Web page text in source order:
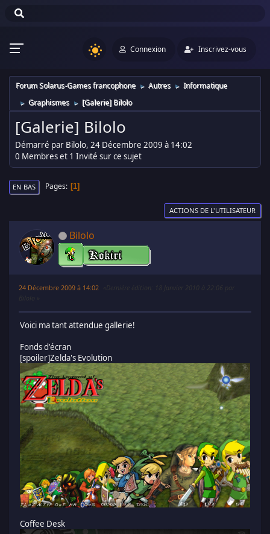
Connexion Inscrivez-vous
Forum Solarus-Games francophone ► Autres ► Informatique
► Graphismes ► [Galerie] Bilolo
[Galerie] Bilolo
Démarré par Bilolo, 24 Décembre 2009 à 14:02
0 Membres et 1 Invité sur ce sujet
EN BAS Pages 1
ACTIONS DE L'UTILISATEUR
Bilolo
24 Décembre 2009 à 14:02 Dernière édition
Bilolo
Voici ma tant attendue gallerie!
Fonds d'écran
[spoiler]Zelda's Evolution
Coffee Desk